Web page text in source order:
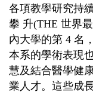
各項教學研究持
攀 升(THE 世界
內大學的第 4 名
本系的學術表現
慧及結合醫學健
業人才。這些成